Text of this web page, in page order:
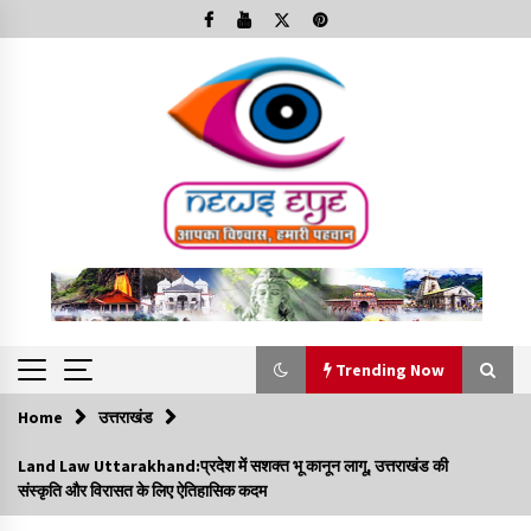
to
Trending Now
Trending Now
Minorities Rights Day : विश्व अल्पसंख्यक अधिकार दिवस
कार्यक्रम में शामिल हुए सीएम,आधुनिक मदरसों का नाम अब्दुल कलाम के नाम
Home उत्तराखंड
Land Law Uttarakhand:प्रदेश में सशक्त भू कानून लागू, उत्तराखंड की
संस्कृति और विरासत के लिए ऐतिहासिक कदम